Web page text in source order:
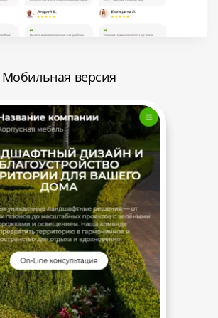
Мобильная версия